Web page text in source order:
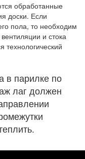
обработанные
доски. Если
пола, то необходим
и стока
в парилке по
лаг должен